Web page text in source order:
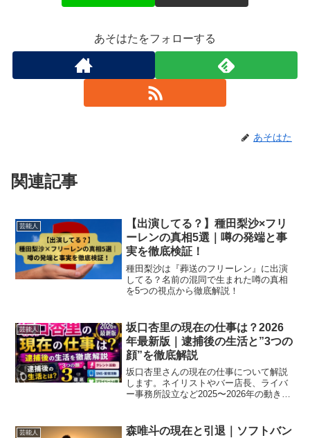
あそはたをフォローする
あそはた
関連記事
芸能人
【出演してる？】種田梨沙×フリ
ーレンの真相5選｜噂の発端と事
実を徹底検証！
種田梨沙は『葬送のフリーレン』に出演
してる？名前の混同で生まれた噂の真相
を5つの視点から徹底解説！
芸能人
坂口杏里の現在の仕事は？2026
年最新版｜逮捕後の生活と”3つの
顔”を徹底解説
坂口杏里さんの現在の仕事について解説
します。ネイリストやバー店長、ライバ
ー事務所設立など2025〜2026年の動き
芸能人
森唯斗の現在と引退｜ソフトバン